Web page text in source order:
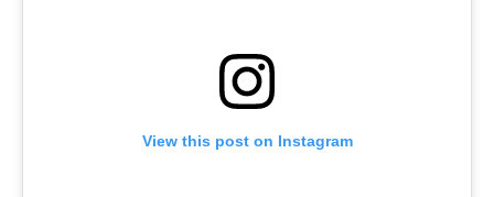
View this post on Instagram